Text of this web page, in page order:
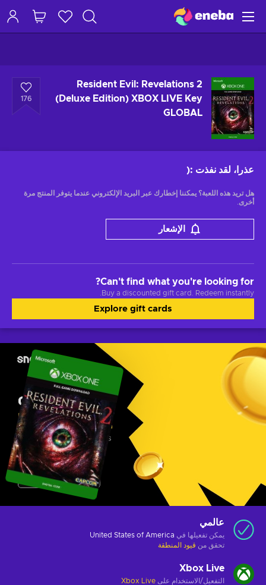
Resident Evil: Revelations 2
(Deluxe Edition) XBOX LIVE Key
GLOBAL
176
عذرا، لقد نفذت :(
هل تريد هذه اللعبة؟ يمكننا إخطارك عبر البريد الإلكتروني عندما يتوفر المنتج مرة
أخرى.
الإشعار
Can't find what you're looking for?
Buy a discounted gift card. Redeem instantly.
Explore gift cards
عالمي
يمكن تفعيلها في United States of America
تحقق من قيود المنطقة
Xbox Live
التفعيل/الاستخدام على Xbox Live